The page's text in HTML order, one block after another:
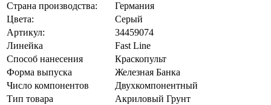
Страна производства:
Германия
Цвета:
Серый
Артикул:
34459074
Линейка
Fast Line
Способ нанесения
Краскопульт
Форма выпуска
Железная Банка
Число компонентов
Двухкомпонентный
Тип товара
Акриловый Грунт